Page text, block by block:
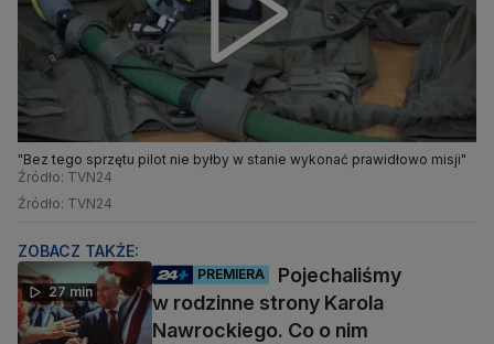
"Bez tego sprzętu pilot nie byłby w stanie wykonać prawidłowo misji"
Źródło: TVN24
Źródło: TVN24
ZOBACZ TAKŻE:
27 min
PREMIERA
Pojechaliśmy
w rodzinne strony Karola
Nawrockiego. Co o nim